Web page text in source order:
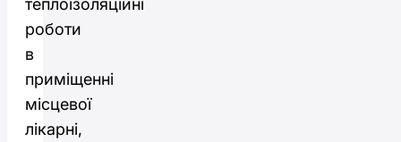
теплоізоляційні
роботи
в
приміщенні
місцевої
лікарні,